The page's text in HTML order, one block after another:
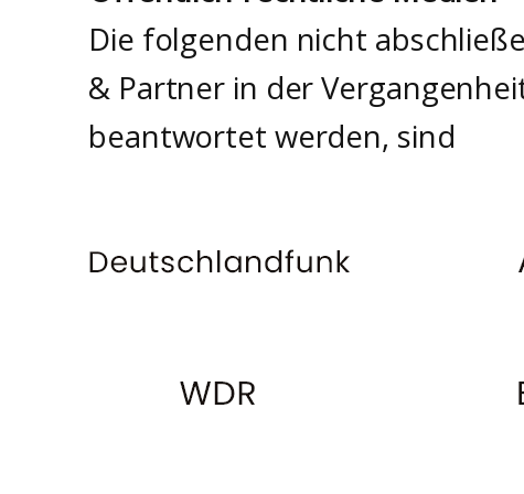
Die folgenden nicht
& Partner in der
beantwortet werden, sind